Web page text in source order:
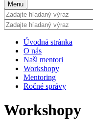
Menu
Úvodná stránka
O nás
Naši mentori
Workshopy
Mentoring
Ročné správy
Workshopy